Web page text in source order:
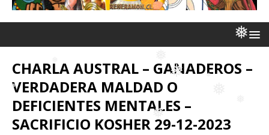
❅ ❅
❅
❅
❅ ❅
CHARLA AUSTRAL – GANADEROS –
VERDADERA MALDAD O
DEFICIENTES MENTALES –
SACRIFICIO KOSHER 29-12-2023